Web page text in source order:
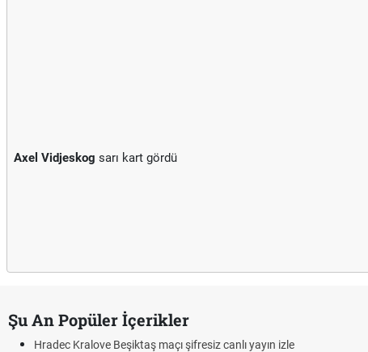
Axel Vidjeskog sarı kart gördü
Şu An Popüler İçerikler
Hradec Kralove Beşiktaş maçı şifresiz canlı yayın izle